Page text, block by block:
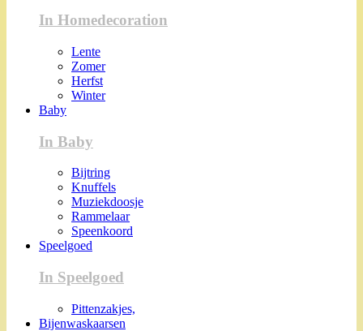
In Homedecoration
Lente
Zomer
Herfst
Winter
Baby
In Baby
Bijtring
Knuffels
Muziekdoosje
Rammelaar
Speenkoord
Speelgoed
In Speelgoed
Pittenzakjes,
Bijenwaskaarsen